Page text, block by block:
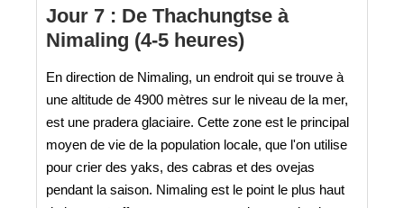
Jour 7 : De Thachungtse à
Nimaling (4-5 heures)
En direction de Nimaling, un endroit qui se trouve à
une altitude de 4900 mètres sur le niveau de la mer,
est une pradera glaciaire. Cette zone est le principal
moyen de vie de la population locale, que l'on utilise
pour crier des yaks, des cabras et des ovejas
pendant la saison. Nimaling est le point le plus haut